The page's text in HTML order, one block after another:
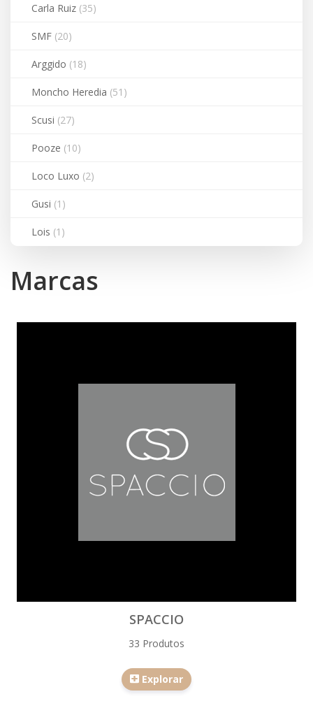
Carla Ruiz (35)
SMF (20)
Arggido (18)
Moncho Heredia (51)
Scusi (27)
Pooze (10)
Loco Luxo (2)
Gusi (1)
Lois (1)
Marcas
SPACCIO
33 Produtos
Explorar